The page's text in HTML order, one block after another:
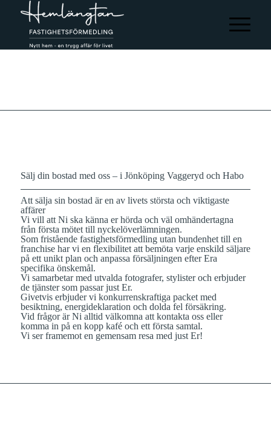
Sälj din bostad med oss – i Jönköping Vaggeryd och Habo
Att sälja sin bostad är en av livets största och viktigaste
affärer
Vi vill att Ni ska känna er hörda och väl omhändertagna
från första mötet till nyckelöverlämningen.
Som fristående fastighetsförmedling utan bundenhet till en
franchise har vi en flexibilitet att bemöta varje enskild säljare
på ett unikt plan och anpassa försäljningen efter Era
specifika önskemål.
Vi samarbetar med utvalda fotografer, stylister och erbjuder
de tjänster som passar just Er.
Givetvis erbjuder vi konkurrenskraftiga packet med
besiktning, energideklaration och dolda fel försäkring.
Vid frågor är Ni alltid välkomna att kontakta oss eller
komma in på en kopp kafé och ett första samtal.
Vi ser framemot en gemensam resa med just Er!